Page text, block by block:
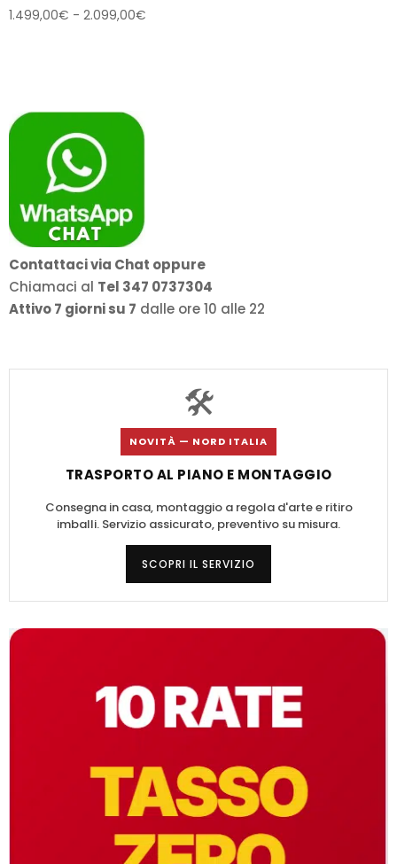
1.499,00€ - 2.099,00€
Contattaci via Chat oppure
Chiamaci al Tel 347 0737304
Attivo 7 giorni su 7 dalle ore 10 alle 22
🛠️
NOVITÀ — NORD ITALIA
TRASPORTO AL PIANO E MONTAGGIO
Consegna in casa, montaggio a regola d'arte e ritiro
imballi. Servizio assicurato, preventivo su misura.
SCOPRI IL SERVIZIO